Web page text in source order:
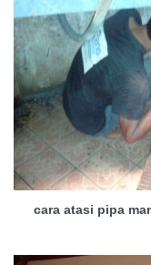
cara atasi pipa